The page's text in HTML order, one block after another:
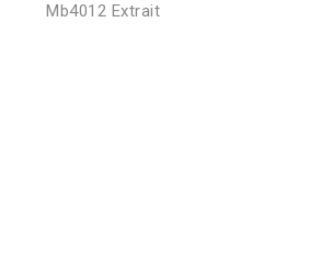
Mb4012 Extrait